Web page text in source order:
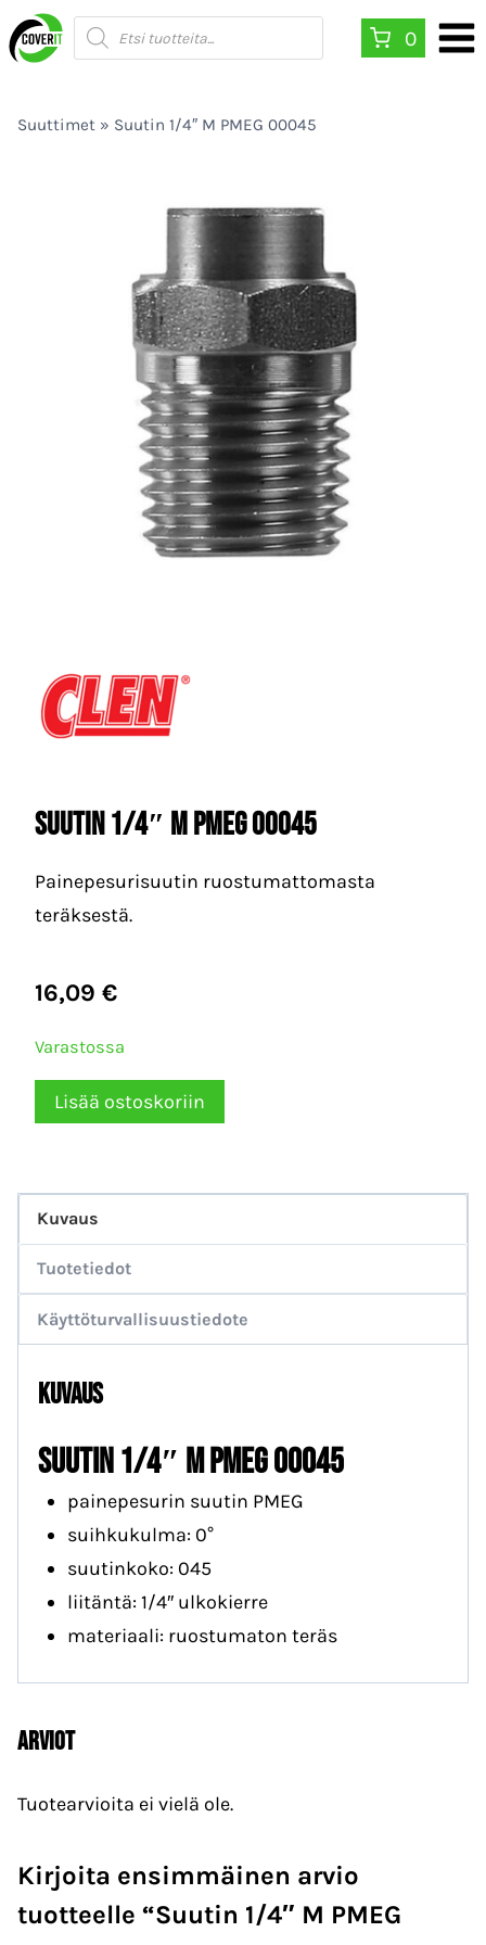
Siirry
sisältöön
Products
search
0
Suuttimet » Suutin 1/4″ M PMEG 00045
Suutin 1/4″ M PMEG 00045
Painepesurisuutin ruostumattomasta
teräksestä.
16,09 €
Varastossa
Suutin
1/4"
PMEG
00045
määrä
Lisää ostoskoriin
Kuvaus
Tuotetiedot
Käyttöturvallisuustiedote
Kuvaus
Suutin 1/4″ M PMEG 00045
painepesurin suutin PMEG
suihkukulma: 0°
suutinkoko: 045
liitäntä: 1/4″ ulkokierre
materiaali: ruostumaton teräs
Arviot
Tuotearvioita ei vielä ole.
Kirjoita ensimmäinen arvio
tuotteelle “Suutin 1/4″ M PMEG